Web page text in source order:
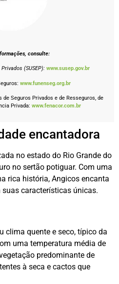
consulte:
(SUSEP): www.susep.gov.br
www.funenseg.org.br
de Seguros Privados e de Resseguros, de
Privada: www.fenacor.com.br
encantadora
no estado do Rio Grande do
no sertão potiguar. Com uma
rica história, Angicos encanta
características únicas.
clima quente e seco, típico da
uma temperatura média de
predominante de
à seca e cactos que